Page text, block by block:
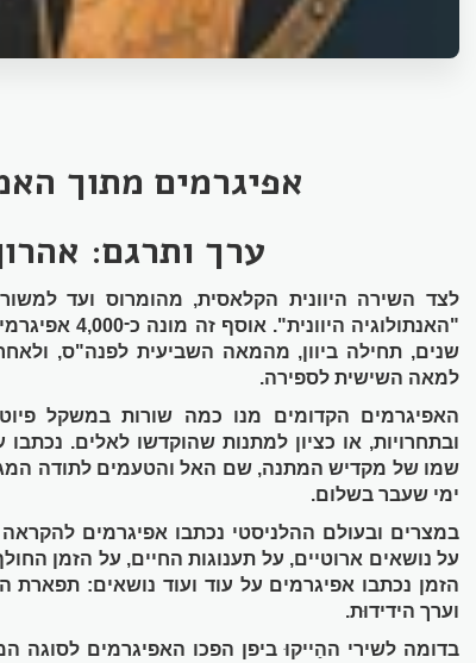
אפיגרמים מתוך
ערך ותרגם:
לצד השירה היוונית הקלאסית, מהומרוס ועד
"האנתולוגיה היוונית". אוסף זה מונה כ-
4,000
שנים, תחילה ביוון, מהמאה השביעית לפנה"ס,
למאה השישית לספירה.
האפיגרמים הקדומים מנו כמה שורות במשקל
ובתחרויות, או כציון למתנות שהוקדשו לאלים.
שמו של מקדיש המתנה, שם האל והטעמים לתודה
ימי שעבר בשלום.
במצרים ובעולם ההלניסטי נכתבו אפיגרמים
על נושאים ארוטיים, על תענוגות החיים, על הזמן
הזמן נכתבו אפיגרמים על עוד ועוד נושאים: תפארת
וערך הידידוּת.
בדומה לשירי ההַייקוּ ביפן הפכו האפיגרמים לסוגה